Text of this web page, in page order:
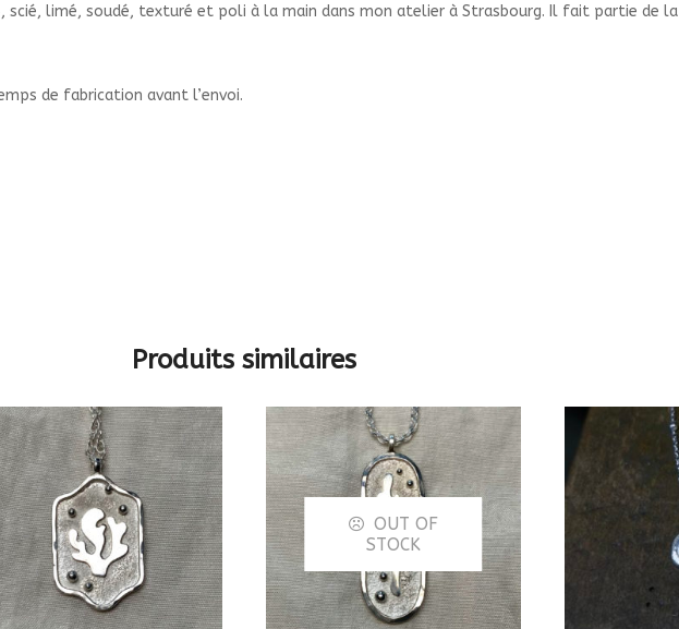
scié, limé, soudé, texturé et poli à la main dans mon atelier à Strasbourg. Il fait partie de la
de fabrication avant l’envoi.
Produits similaires
OUT OF
STOCK